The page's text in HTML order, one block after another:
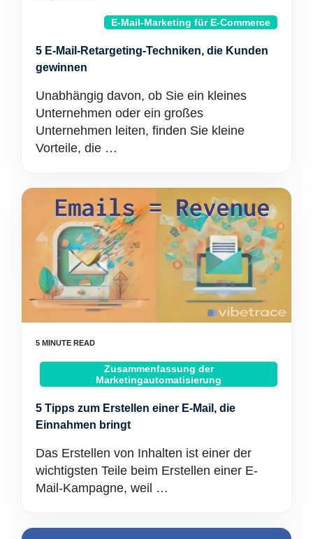
E-Mail-Marketing für E-Commerce
5 E-Mail-Retargeting-Techniken, die Kunden
gewinnen
Unabhängig davon, ob Sie ein kleines
Unternehmen oder ein großes
Unternehmen leiten, finden Sie kleine
Vorteile, die …
Zusammenfassung der
Marketingautomatisierung
5 Tipps zum Erstellen einer E-Mail, die
Einnahmen bringt
Das Erstellen von Inhalten ist einer der
wichtigsten Teile beim Erstellen einer E-
Mail-Kampagne, weil …